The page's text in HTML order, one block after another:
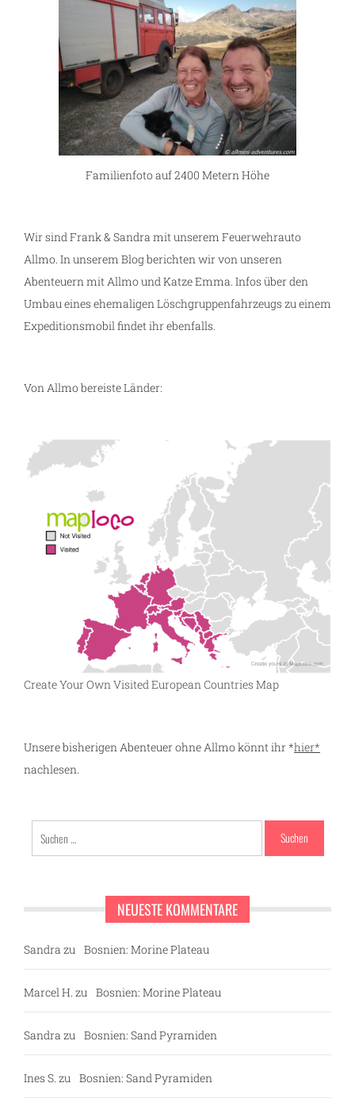
Familienfoto auf 2400 Metern Höhe
Wir sind Frank & Sandra mit unserem Feuerwehrauto
Allmo. In unserem Blog berichten wir von unseren
Abenteuern mit Allmo und Katze Emma. Infos über den
Umbau eines ehemaligen Löschgruppenfahrzeugs zu einem
Expeditionsmobil findet ihr ebenfalls.
Von Allmo bereiste Länder:
Create Your Own Visited European Countries Map
Unsere bisherigen Abenteuer ohne Allmo könnt ihr *hier*
nachlesen.
nach:
NEUESTE KOMMENTARE
Sandra zu Bosnien: Morine Plateau
Marcel H. zu Bosnien: Morine Plateau
Sandra zu Bosnien: Sand Pyramiden
Ines S. zu Bosnien: Sand Pyramiden